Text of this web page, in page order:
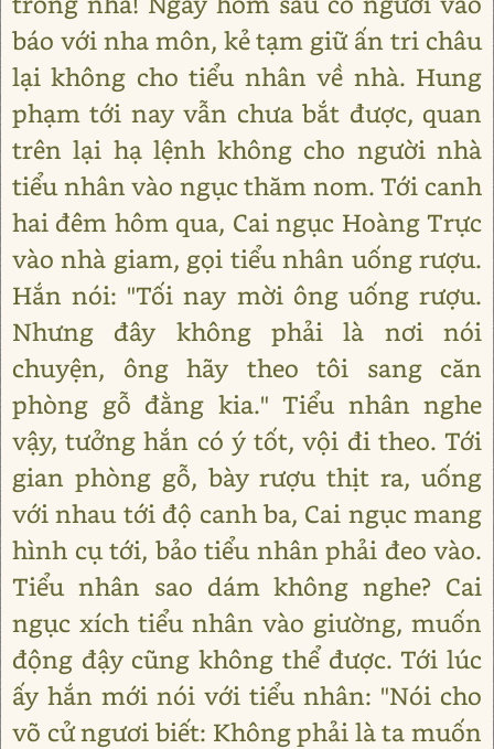
báo với nha môn, kẻ tạm giữ ấn tri châu
lại không cho tiểu nhân về nhà. Hung
phạm tới nay vẫn chưa bắt được, quan
trên lại hạ lệnh không cho người nhà
tiểu nhân vào ngục thăm nom. Tới canh
hai đêm hôm qua, Cai ngục Hoàng Trực
vào nhà giam, gọi tiểu nhân uống rượu.
Hắn nói: "Tối nay mời ông uống rượu.
Nhưng đây không phải là nơi nói
chuyện, ông hãy theo tôi sang căn
phòng gỗ đằng kia." Tiểu nhân nghe
vậy, tưởng hắn có ý tốt, vội đi theo. Tới
gian phòng gỗ, bày rượu thịt ra, uống
với nhau tới độ canh ba, Cai ngục mang
hình cụ tới, bảo tiểu nhân phải đeo vào.
Tiểu nhân sao dám không nghe? Cai
ngục xích tiểu nhân vào giường, muốn
động đậy cũng không thể được. Tới lúc
ấy hắn mới nói với tiểu nhân: "Nói cho
võ cử ngươi biết: Không phải là ta muốn